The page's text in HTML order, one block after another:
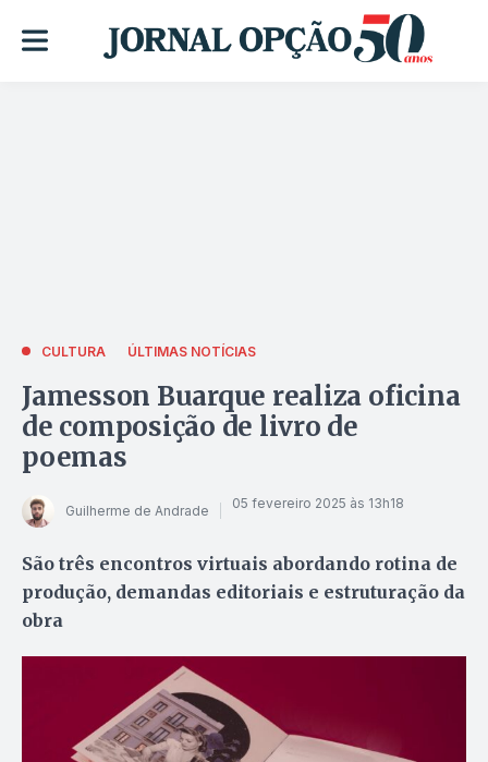
CULTURA ÚLTIMAS NOTÍCIAS
Jamesson Buarque realiza oficina
de composição de livro de
poemas
Guilherme de Andrade 05 fevereiro 2025 às 13h18
São três encontros virtuais abordando rotina de
produção, demandas editoriais e estruturação da
obra